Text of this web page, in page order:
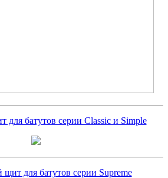
для батутов серии Classic и Simple
щит для батутов серии Supreme